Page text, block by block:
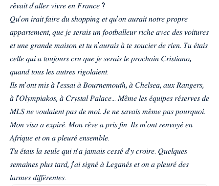
𝑟𝑒̂𝑣𝑎𝑖𝑡 𝑑’𝑎𝑙𝑙𝑒𝑟 𝑣𝑖𝑣𝑟𝑒 𝑒𝑛 𝐹𝑟𝑎𝑛𝑐𝑒 ?
𝑄𝑢’𝑜𝑛 𝑖𝑟𝑎𝑖𝑡 𝑓𝑎𝑖𝑟𝑒 𝑑𝑢 𝑠ℎ𝑜𝑝𝑝𝑖𝑛𝑔 𝑒𝑡 𝑞𝑢’𝑜𝑛 𝑎𝑢𝑟𝑎𝑖𝑡 𝑛𝑜𝑡𝑟𝑒 𝑝𝑟𝑜𝑝𝑟𝑒
𝑎𝑝𝑝𝑎𝑟𝑡𝑒𝑚𝑒𝑛𝑡, 𝑞𝑢𝑒 𝑗𝑒 𝑠𝑒𝑟𝑎𝑖𝑠 𝑢𝑛 𝑓𝑜𝑜𝑡𝑏𝑎𝑙𝑙𝑒𝑢𝑟 𝑟𝑖𝑐ℎ𝑒 𝑎𝑣𝑒𝑐 𝑑𝑒𝑠 𝑣𝑜𝑖𝑡𝑢𝑟𝑒𝑠
𝑒𝑡 𝑢𝑛𝑒 𝑔𝑟𝑎𝑛𝑑𝑒 𝑚𝑎𝑖𝑠𝑜𝑛 𝑒𝑡 𝑡𝑢 𝑛’𝑎𝑢𝑟𝑎𝑖𝑠 𝑎̀ 𝑡𝑒 𝑠𝑜𝑢𝑐𝑖𝑒𝑟 𝑑𝑒 𝑟𝑖𝑒𝑛. 𝑇𝑢 𝑒́𝑡𝑎𝑖𝑠
𝑐𝑒𝑙𝑙𝑒 𝑞𝑢𝑖 𝑎 𝑡𝑜𝑢𝑗𝑜𝑢𝑟𝑠 𝑐𝑟𝑢 𝑞𝑢𝑒 𝑗𝑒 𝑠𝑒𝑟𝑎𝑖𝑠 𝑙𝑒 𝑝𝑟𝑜𝑐ℎ𝑎𝑖𝑛 𝐶𝑟𝑖𝑠𝑡𝑖𝑎𝑛𝑜,
𝑞𝑢𝑎𝑛𝑑 𝑡𝑜𝑢𝑠 𝑙𝑒𝑠 𝑎𝑢𝑡𝑟𝑒𝑠 𝑟𝑖𝑔𝑜𝑙𝑎𝑖𝑒𝑛𝑡.
𝐼𝑙𝑠 𝑚’𝑜𝑛𝑡 𝑚𝑖𝑠 𝑎̀ 𝑙’𝑒𝑠𝑠𝑎𝑖 𝑎̀ 𝐵𝑜𝑢𝑟𝑛𝑒𝑚𝑜𝑢𝑡ℎ, 𝑎̀ 𝐶ℎ𝑒𝑙𝑠𝑒𝑎, 𝑎𝑢𝑥 𝑅𝑎𝑛𝑔𝑒𝑟𝑠,
𝑎̀ 𝑙’𝑂𝑙𝑦𝑚𝑝𝑖𝑎𝑘𝑜𝑠, 𝑎̀ 𝐶𝑟𝑦𝑠𝑡𝑎𝑙 𝑃𝑎𝑙𝑎𝑐𝑒… 𝑀𝑒̂𝑚𝑒 𝑙𝑒𝑠 𝑒́𝑞𝑢𝑖𝑝𝑒𝑠 𝑟𝑒́𝑠𝑒𝑟𝑣𝑒𝑠 𝑑𝑒
𝑀𝐿𝑆 𝑛𝑒 𝑣𝑜𝑢𝑙𝑎𝑖𝑒𝑛𝑡 𝑝𝑎𝑠 𝑑𝑒 𝑚𝑜𝑖. 𝐽𝑒 𝑛𝑒 𝑠𝑎𝑣𝑎𝑖𝑠 𝑚𝑒̂𝑚𝑒 𝑝𝑎𝑠 𝑝𝑜𝑢𝑟𝑞𝑢𝑜𝑖.
𝑀𝑜𝑛 𝑣𝑖𝑠𝑎 𝑎 𝑒𝑥𝑝𝑖𝑟𝑒́. 𝑀𝑜𝑛 𝑟𝑒̂𝑣𝑒 𝑎 𝑝𝑟𝑖𝑠 𝑓𝑖𝑛. 𝐼𝑙𝑠 𝑚’𝑜𝑛𝑡 𝑟𝑒𝑛𝑣𝑜𝑦𝑒́ 𝑒𝑛
𝐴𝑓𝑟𝑖𝑞𝑢𝑒 𝑒𝑡 𝑜𝑛 𝑎 𝑝𝑙𝑒𝑢𝑟𝑒́ 𝑒𝑛𝑠𝑒𝑚𝑏𝑙𝑒.
𝑇𝑢 𝑒́𝑡𝑎𝑖𝑠 𝑙𝑎 𝑠𝑒𝑢𝑙𝑒 𝑞𝑢𝑖 𝑛’𝑎 𝑗𝑎𝑚𝑎𝑖𝑠 𝑐𝑒𝑠𝑠𝑒́ 𝑑’𝑦 𝑐𝑟𝑜𝑖𝑟𝑒. 𝑄𝑢𝑒𝑙𝑞𝑢𝑒𝑠
𝑠𝑒𝑚𝑎𝑖𝑛𝑒𝑠 𝑝𝑙𝑢𝑠 𝑡𝑎𝑟𝑑, 𝑗’𝑎𝑖 𝑠𝑖𝑔𝑛𝑒́ 𝑎̀ 𝐿𝑒𝑔𝑎𝑛𝑒́𝑠 𝑒𝑡 𝑜𝑛 𝑎 𝑝𝑙𝑒𝑢𝑟𝑒́ 𝑑𝑒𝑠
𝑙𝑎𝑟𝑚𝑒𝑠 𝑑𝑖𝑓𝑓𝑒́𝑟𝑒𝑛𝑡𝑒𝑠.